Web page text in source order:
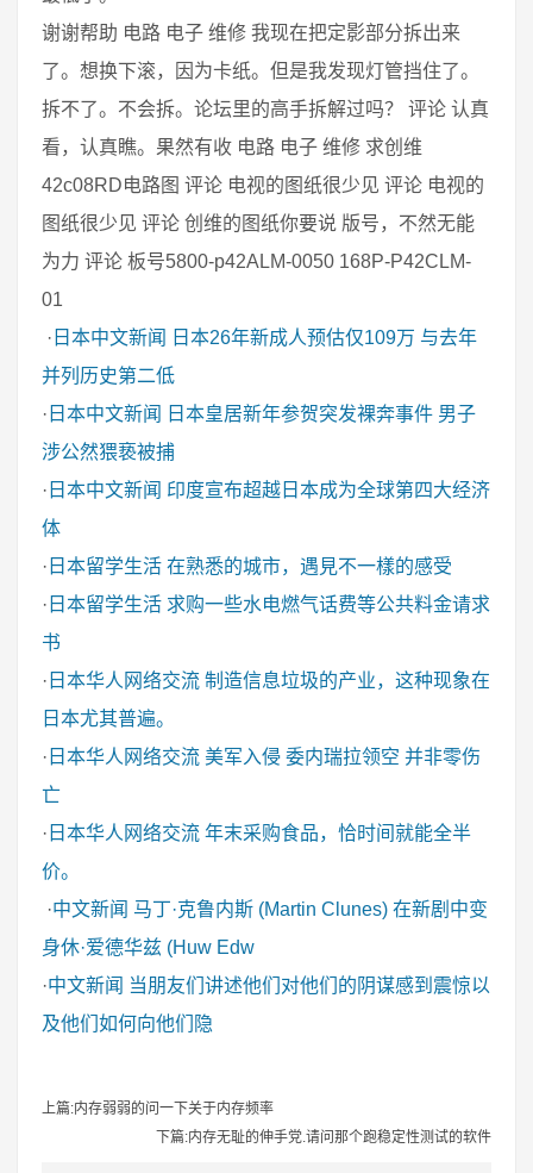
谢谢帮助 电路 电子 维修 我现在把定影部分拆出来
了。想换下滚，因为卡纸。但是我发现灯管挡住了。
拆不了。不会拆。论坛里的高手拆解过吗？ 评论 认真
看，认真瞧。果然有收 电路 电子 维修 求创维
42c08RD电路图 评论 电视的图纸很少见 评论 电视的
图纸很少见 评论 创维的图纸你要说 版号，不然无能
为力 评论 板号5800-p42ALM-0050 168P-P42CLM-
01
· 日本中文新闻
日本26年新成人预估仅109万 与去年
并列历史第二低
· 日本中文新闻
日本皇居新年参贺突发裸奔事件 男子
涉公然猥亵被捕
· 日本中文新闻 印度宣布超越日本成为全球第四大经济
体
· 日本留学生活 在熟悉的城市，遇見不一樣的感受
· 日本留学生活 求购一些水电燃气话费等公共料金请求
书
· 日本华人网络交流 制造信息垃圾的产业，这种现象在
日本尤其普遍。
· 日本华人网络交流 美军入侵 委内瑞拉领空 并非零伤
亡
· 日本华人网络交流 年末采购食品，恰时间就能全半
价。
·中文新闻 马丁·克鲁内斯 (Martin Clunes) 在新剧中变
身休·爱德华兹 (Huw Edw
·中文新闻 当朋友们讲述他们对他们的阴谋感到震惊以
及他们如何向他们隐
上篇:内存弱弱的问一下关于内存频率
下篇:内存无耻的伸手党.请问那个跑稳定性测试的软件